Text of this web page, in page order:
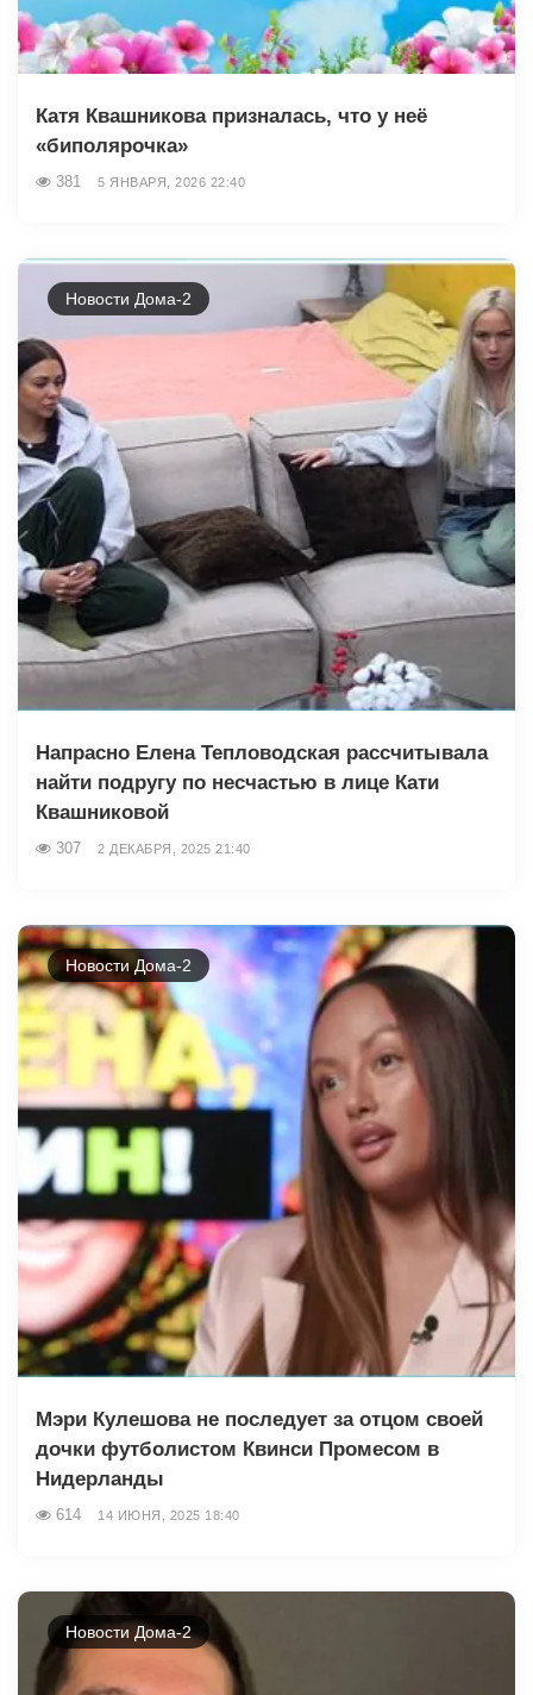
Катя Квашникова призналась, что у неё
«биполярочка»
381 5 ЯНВАРЯ, 2026 22:40
Новости Дома-2
Напрасно Елена Тепловодская рассчитывала
найти подругу по несчастью в лице Кати
Квашниковой
307 2 ДЕКАБРЯ, 2025 21:40
Новости Дома-2
Мэри Кулешова не последует за отцом своей
дочки футболистом Квинси Промесом в
Нидерланды
614 14 ИЮНЯ, 2025 18:40
Новости Дома-2